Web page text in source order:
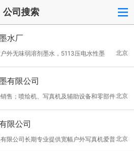
公司搜索
水厂
北京
外无味弱溶剂墨水，5113压电水性墨
性墨水等，还可定制墨水
有限公司
北京
售；喷绘机、写真机及辅助设备和零部件
、体育用品，办公用品的生产销售；进出口贸
限公司
北京
限公司长期专业提供宽幅户外写真机爱普